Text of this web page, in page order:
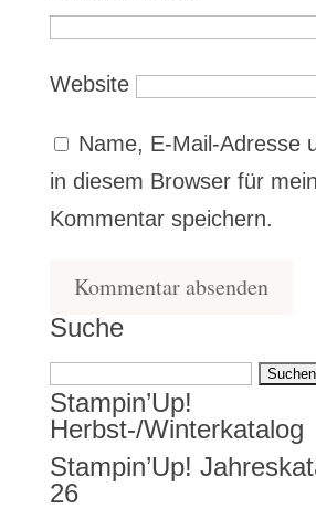
Website
Name, E-Mail-Adresse
in diesem Browser für
Kommentar speichern.
Suche
Suchen
nach:
Stampin’Up!
Herbst-/Winterkatalog
Stampin’Up!
26